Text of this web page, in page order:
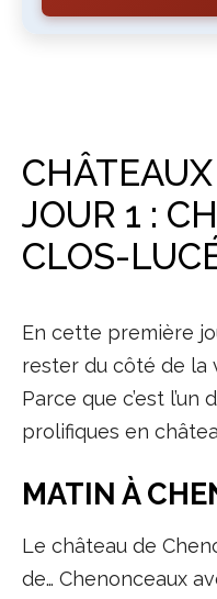
JOUR 1 :
CLOS-
En cette première
rester du côté de la
Parce que c’est
prolifiques en
MATIN À
Le château de
de… Chenonceaux